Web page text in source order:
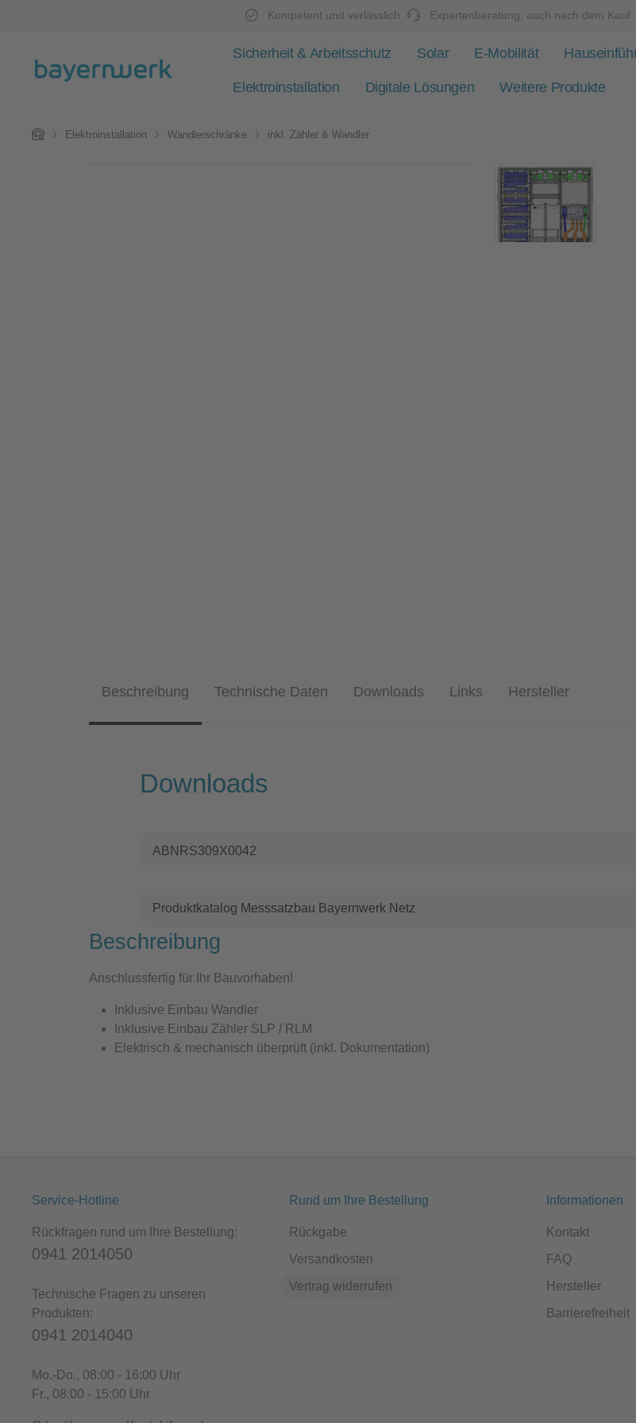
Kompetent und verlässlich Expertenberatung, auch nach dem Kauf
Sicherheit & Arbeitsschutz Solar E-Mobilität
Elektroinstallation Digitale Lösungen Weitere Produkte
HomeElektroinstallation Wandlerschränke inkl. Zähler & Wandler
Beschreibung Technische Daten Downloads Links Hersteller
Downloads
ABNRS309X0042
Produktkatalog Messsatzbau Bayernwerk Netz
Beschreibung
Anschlussfertig für Ihr Bauvorhaben!
Inklusive Einbau Wandler
Inklusive Einbau Zähler SLP / RLM
Elektrisch & mechanisch überprüft (inkl. Dokumentation)
Service-Hotline
Rückfragen rund um Ihre Bestellung:
0941 2014050
Technische Fragen zu unseren
Produkten:
0941 2014040
Mo.-Do., 08:00 - 16:00 Uhr
Fr., 08:00 - 15:00 Uhr
Rund um Ihre Bestellung
Rückgabe
Versandkosten
Vertrag widerrufen
Informationen
Kontakt
FAQ
Hersteller
Barrierefreiheit